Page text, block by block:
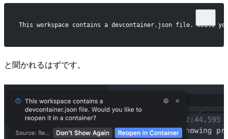
This workspace contains a devcontainer.json file. Would
と聞かれるはずです。